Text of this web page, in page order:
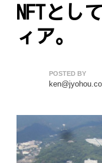
NFTとし
ィア。
Author
POSTED BY